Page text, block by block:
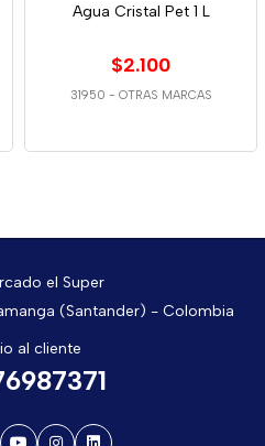
Agua Cristal Pet 1 L
$2.100
31950 - OTRAS MARCAS
el Super
(Santander) - Colombia
al cliente